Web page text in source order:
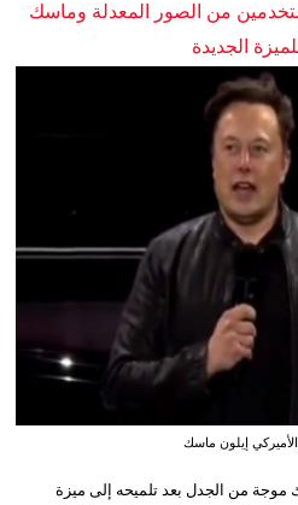
من الصور المعدلة وماسك
الجديدة
الأميركي إيلون ماسك
موجة من الجدل بعد تلميحه إلى ميزة